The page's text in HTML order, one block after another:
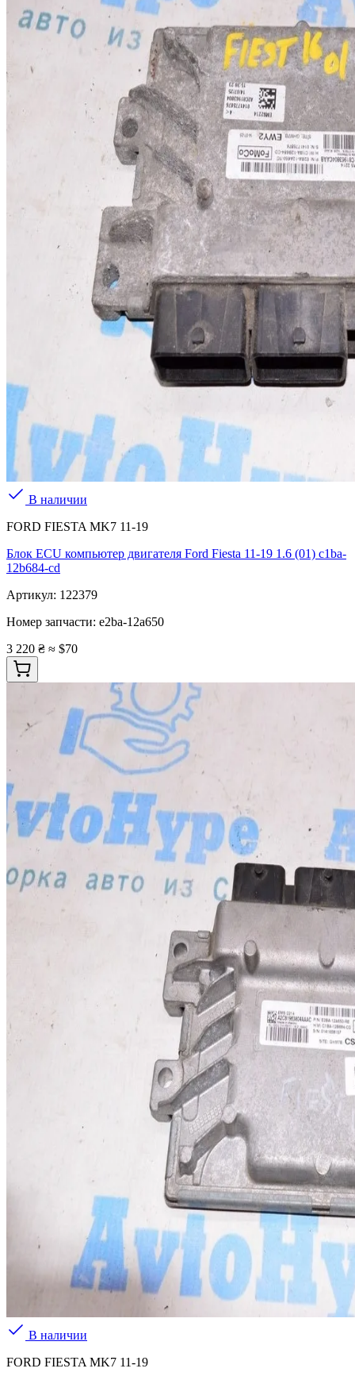
В наличии
FORD FIESTA MK7 11-19
Блок ECU компьютер двигателя Ford Fiesta 11-19 1.6 (01) c1ba-
12b684-cd
Артикул: 122379
Номер запчасти: e2ba-12a650
3 220 ₴ ≈ $70
В наличии
FORD FIESTA MK7 11-19